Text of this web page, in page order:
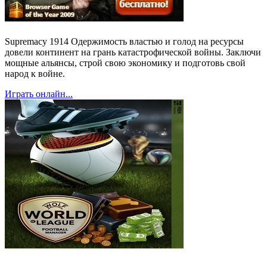
Supremacy 1914 Одержимость властью и голод на ресурсы
довели континент на грань катастрофической войны. Заключи
мощные альянсы, строй свою экономику и подготовь свой
народ к войне.
Играть онлайн...